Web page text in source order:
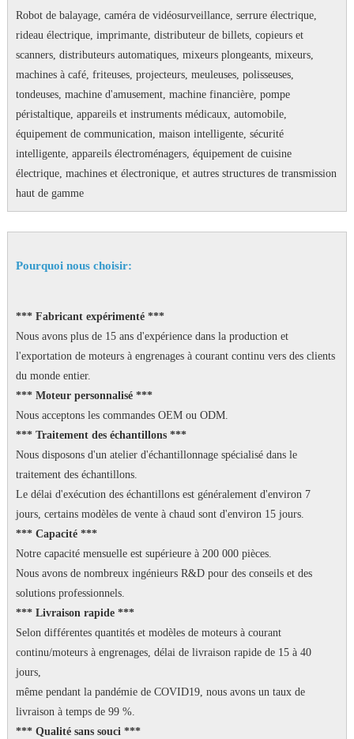
Robot de balayage, caméra de vidéosurveillance, serrure électrique,
rideau électrique, imprimante, distributeur de billets, copieurs et
scanners, distributeurs automatiques, mixeurs plongeants, mixeurs,
machines à café, friteuses, projecteurs, meuleuses, polisseuses,
tondeuses, machine d'amusement, machine financière, pompe
péristaltique, appareils et instruments médicaux, automobile,
équipement de communication, maison intelligente, sécurité
intelligente, appareils électroménagers, équipement de cuisine
électrique, machines et électronique, et autres structures de transmission
haut de gamme
Pourquoi nous choisir:
*** Fabricant expérimenté ***
Nous avons plus de 15 ans d'expérience dans la production et
l'exportation de moteurs à engrenages à courant continu vers des clients
du monde entier.
*** Moteur personnalisé ***
Nous acceptons les commandes OEM ou ODM.
*** Traitement des échantillons ***
Nous disposons d'un atelier d'échantillonnage spécialisé dans le
traitement des échantillons.
Le délai d'exécution des échantillons est généralement d'environ 7
jours, certains modèles de vente à chaud sont d'environ 15 jours.
*** Capacité ***
Notre capacité mensuelle est supérieure à 200 000 pièces.
Nous avons de nombreux ingénieurs R&D pour des conseils et des
solutions professionnels.
*** Livraison rapide ***
Selon différentes quantités et modèles de moteurs à courant
continu/moteurs à engrenages, délai de livraison rapide de 15 à 40
jours,
même pendant la pandémie de COVID19, nous avons un taux de
livraison à temps de 99 %.
*** Qualité sans souci ***